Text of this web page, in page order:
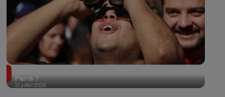
31 juillet 2026
Paris ?